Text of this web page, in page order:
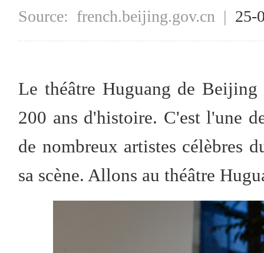
Source: french.beijing.gov.cn | 25-
Le théâtre Huguang de
200 ans d'histoire. C'est l'une
de nombreux artistes célèbres
sa scène. Allons au théâtre